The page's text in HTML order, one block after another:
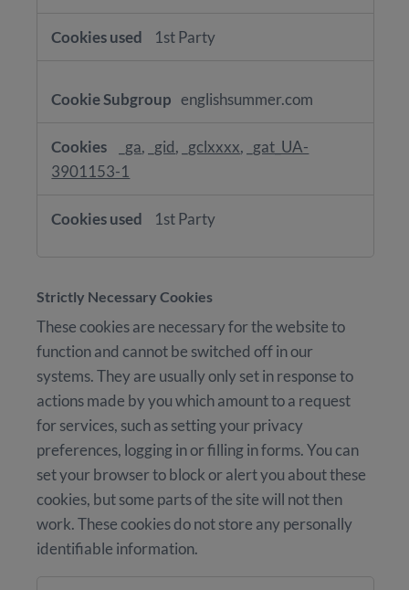
1st Party
englishsummer.com
_ga, _gid, _gclxxxx, _gat_UA-
3901153-1
1st Party
Strictly Necessary Cookies
These cookies are necessary for the website to
function and cannot be switched off in our
systems. They are usually only set in response to
actions made by you which amount to a request
for services, such as setting your privacy
preferences, logging in or filling in forms. You can
set your browser to block or alert you about these
cookies, but some parts of the site will not then
work. These cookies do not store any personally
identifiable information.